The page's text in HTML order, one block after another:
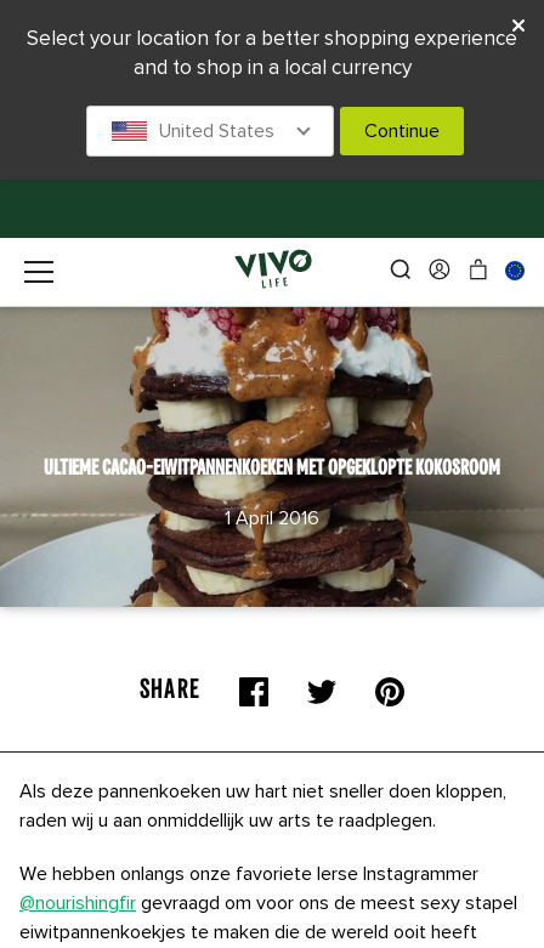
ULTIEME CACAO-EIWITPANNENKOEKEN MET OPGEKLOPTE KOKOSROOM
1 April 2016
SHARE
Als deze pannenkoeken uw hart niet sneller doen kloppen,
raden wij u aan onmiddellijk uw arts te raadplegen.
We hebben onlangs onze favoriete Ierse Instagrammer
@nourishingfir gevraagd om voor ons de meest sexy stapel
eiwitpannenkoekjes te maken die de wereld ooit heeft
Select your location for a better shopping experience
and to shop in a local currency
United States Continue